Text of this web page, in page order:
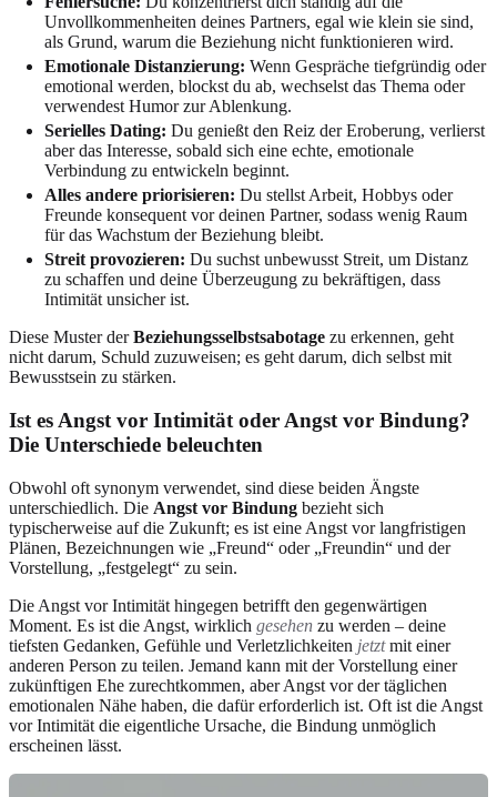
Unvollkommenheiten deines Partners, egal wie klein sie sind,
als Grund, warum die Beziehung nicht funktionieren wird.
Emotionale Distanzierung: Wenn Gespräche tiefgründig oder
emotional werden, blockst du ab, wechselst das Thema oder
verwendest Humor zur Ablenkung.
Serielles Dating: Du genießt den Reiz der Eroberung, verlierst
aber das Interesse, sobald sich eine echte, emotionale
Verbindung zu entwickeln beginnt.
Alles andere priorisieren: Du stellst Arbeit, Hobbys oder
Freunde konsequent vor deinen Partner, sodass wenig Raum
für das Wachstum der Beziehung bleibt.
Streit provozieren: Du suchst unbewusst Streit, um Distanz
zu schaffen und deine Überzeugung zu bekräftigen, dass
Intimität unsicher ist.
Diese Muster derBeziehungsselbstsabotage zu erkennen, geht
nicht darum, Schuld zuzuweisen; es geht darum, dich selbst mit
Bewusstsein zu stärken.
Ist es Angst vor Intimität oder Angst vor Bindung?
Die Unterschiede beleuchten
Obwohl oft synonym verwendet, sind diese beiden Ängste
unterschiedlich. Die Angst vor Bindung bezieht sich
typischerweise auf die Zukunft; es ist eine Angst vor langfristigen
Plänen, Bezeichnungen wie „Freund“ oder „Freundin“ und der
Vorstellung, „festgelegt“ zu sein.
Die Angst vor Intimität hingegen betrifft den gegenwärtigen
Moment. Es ist die Angst, wirklich gesehen zu werden – deine
tiefsten Gedanken, Gefühle und Verletzlichkeiten jetztmit einer
anderen Person zu teilen. Jemand kann mit der Vorstellung einer
zukünftigen Ehe zurechtkommen, aber Angst vor der täglichen
emotionalen Nähe haben, die dafür erforderlich ist. Oft ist die Angst
vor Intimität die eigentliche Ursache, die Bindung unmöglich
erscheinen lässt.